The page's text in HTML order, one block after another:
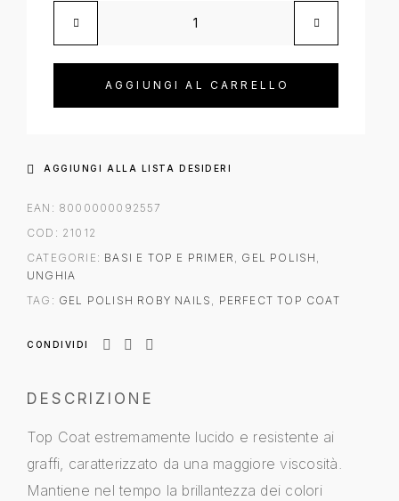
AGGIUNGI AL CARRELLO
AGGIUNGI ALLA LISTA DESIDERI
EAN: 8000000092557
COD: 21012
CATEGORIE: BASI E TOP E PRIMER , GEL POLISH ,
UNGHIA
TAG: GEL POLISH ROBY NAILS , PERFECT TOP COAT
CONDIVIDI
DESCRIZIONE
Top Coat estremamente lucido e resistente ai
graffi, caratterizzato da una maggiore viscosità.
Mantiene nel tempo la brillantezza dei colori